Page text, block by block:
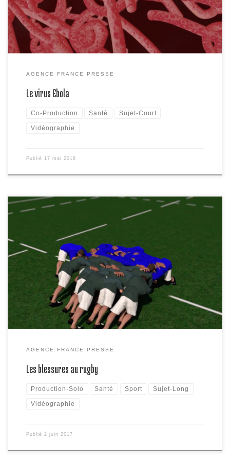
létalité très élevé. Vidéographie sur le virus Ebola
AGENCE FRANCE PRESSE
Le virus Ebola
Co-Production Santé Sujet-Court
Vidéographie
Publié 17 mai 2018
La finale du Top 14 a lieu ce dimanche entre Toulon-Clermont.
Vidéographie sur les blessures au rugby
AGENCE FRANCE PRESSE
Les blessures au rugby
Production-Solo Santé Sport Sujet-Long
Vidéographie
Publié 2 juin 2017